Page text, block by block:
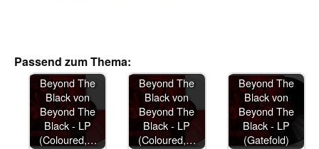
Passend zum Thema:
Beyond The
Black von
Beyond The
Black - LP
(Coloured,…
Beyond The
Black von
Beyond The
Black - LP
(Coloured,…
Beyond The
Black von
Beyond The
Black - LP
(Gatefold)